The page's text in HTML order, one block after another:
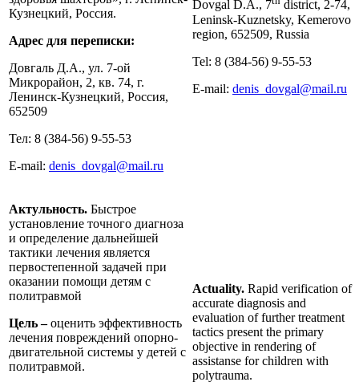
Кузнецкий, Россия.
Адрес для переписки:
Довгаль Д.А., ул. 7-ой
Микрорайон, 2, кв. 74, г.
Ленинск-Кузнецкий, Россия,
652509
Тел: 8 (384-56) 9-55-53
E-mail: denis_dovgal@mail.ru
Dovgal D.A., 7
district, 2-74,
Leninsk-Kuznetsky, Kemerovo
region, 652509, Russia
Tel: 8 (384-56) 9-55-53
E-mail: denis_dovgal@mail.ru
Актульность. Быстрое
установление точного диагноза
и определение дальнейшей
тактики лечения является
первостепенной задачей при
оказании помощи детям с
политравмой
Цель –оценить эффективность
лечения повреждений опорно-
двигательной системы у детей с
политравмой.
Actuality. Rapid verification of
accurate diagnosis and
evaluation of further treatment
tactics present the primary
objective in rendering of
assistanse for children with
polytrauma.